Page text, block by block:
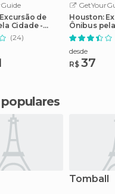
de
Cidade -
Dias
(24)
Houston:
Ônibus
desde
R$ 37
populares
Tomball